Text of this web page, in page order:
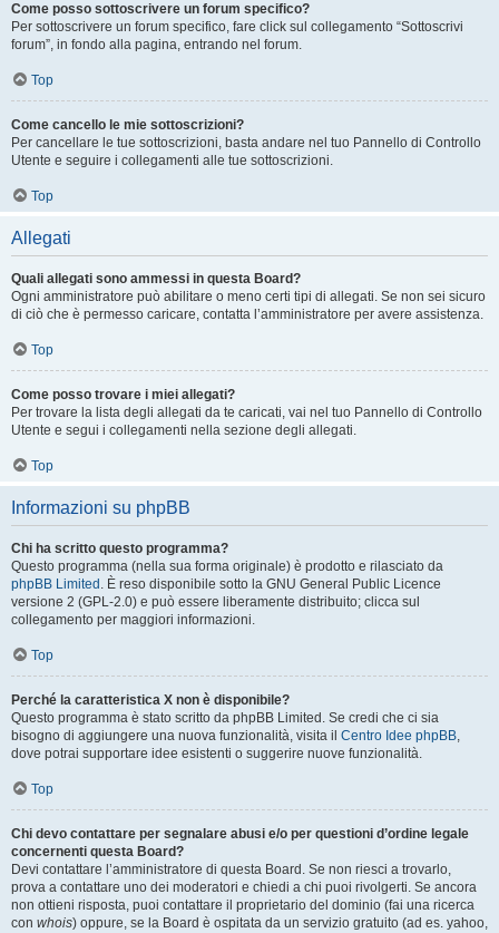
Come posso sottoscrivere un forum specifico?
Per sottoscrivere un forum specifico, fare click sul collegamento “Sottoscrivi
forum”, in fondo alla pagina, entrando nel forum.
Top
Come cancello le mie sottoscrizioni?
Per cancellare le tue sottoscrizioni, basta andare nel tuo Pannello di Controllo
Utente e seguire i collegamenti alle tue sottoscrizioni.
Top
Allegati
Quali allegati sono ammessi in questa Board?
Ogni amministratore può abilitare o meno certi tipi di allegati. Se non sei sicuro
di ciò che è permesso caricare, contatta l’amministratore per avere assistenza.
Top
Come posso trovare i miei allegati?
Per trovare la lista degli allegati da te caricati, vai nel tuo Pannello di Controllo
Utente e segui i collegamenti nella sezione degli allegati.
Top
Informazioni su phpBB
Chi ha scritto questo programma?
Questo programma (nella sua forma originale) è prodotto e rilasciato da
phpBB Limited . È reso disponibile sotto la GNU General Public Licence
versione 2 (GPL-2.0) e può essere liberamente distribuito; clicca sul
collegamento per maggiori informazioni.
Top
Perché la caratteristica X non è disponibile?
Questo programma è stato scritto da phpBB Limited. Se credi che ci sia
bisogno di aggiungere una nuova funzionalità, visita il Centro Idee phpBB,
dove potrai supportare idee esistenti o suggerire nuove funzionalità.
Top
Chi devo contattare per segnalare abusi e/o per questioni d’ordine legale
concernenti questa Board?
Devi contattare l’amministratore di questa Board. Se non riesci a trovarlo,
prova a contattare uno dei moderatori e chiedi a chi puoi rivolgerti. Se ancora
non ottieni risposta, puoi contattare il proprietario del dominio (fai una ricerca
con whois) oppure, se la Board è ospitata da un servizio gratuito (ad es. yahoo,